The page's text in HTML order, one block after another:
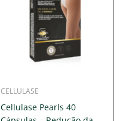
CELLULASE
Cellulase Pearls 40